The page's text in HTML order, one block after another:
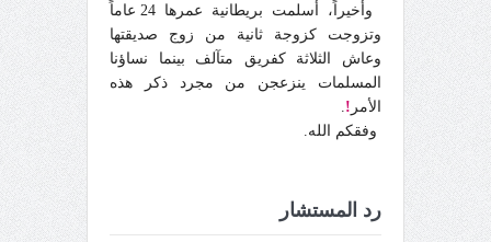
وأخيراً، أسلمت بريطانية عمرها 24 عاماً
وتزوجت كزوجة ثانية من زوج صديقتها
وعاش الثلاثة كفريق متآلف بينما نساؤنا
المسلمات ينزعجن من مجرد ذكر هذه
الأمر !
وفقكم الله.
رد المستشار